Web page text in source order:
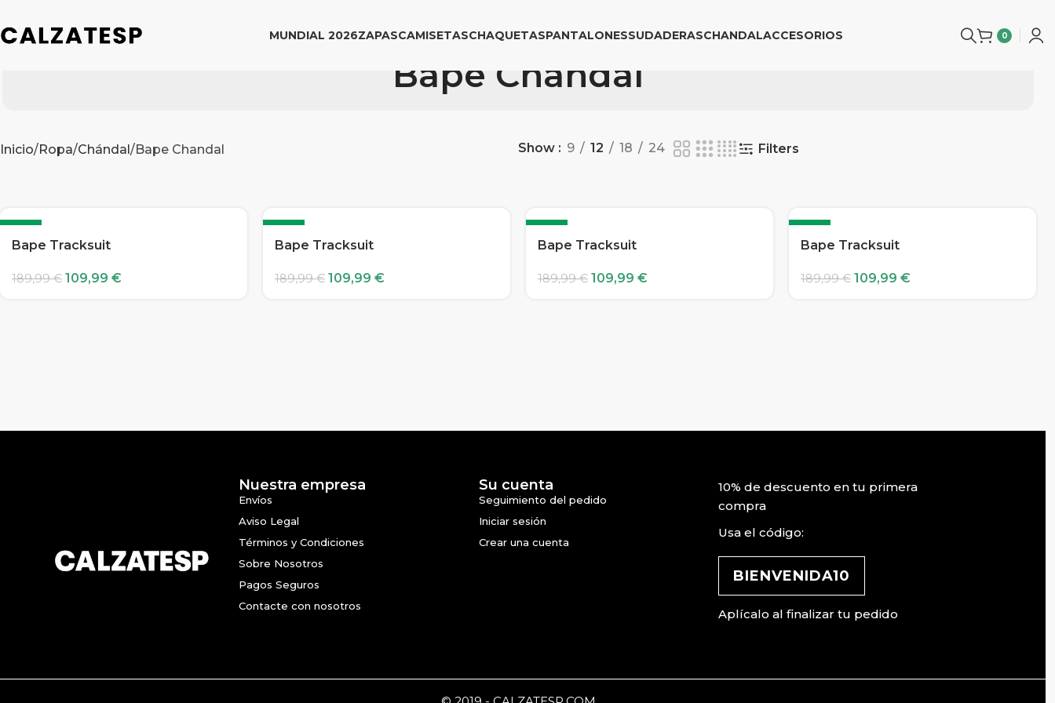
MUNDIAL 2026ZAPASCAMISETASCHAQUETASPANTALONESSUDADERASCHANDALACCESORIOS 0
Bape Chandal
Inicio Ropa Chándal Bape Chandal Show 9 12 18 24 Filters
-42%
Bape Tracksuit
189,99€ 109,99 €
-42%
Bape Tracksuit
189,99€ 109,99 €
-42%
Bape Tracksuit
189,99€ 109,99 €
-42%
Bape Tracksuit
189,99€ 109,99 €
Nuestra empresa
Envíos
Aviso Legal
Términos y Condiciones
Sobre Nosotros
Pagos Seguros
Contacte con nosotros
Su cuenta
Seguimiento del pedido
Iniciar sesión
Crear una cuenta
10% de descuento en tu primera
compra
Usa el código:
BIENVENIDA10
Aplícalo al finalizar tu pedido